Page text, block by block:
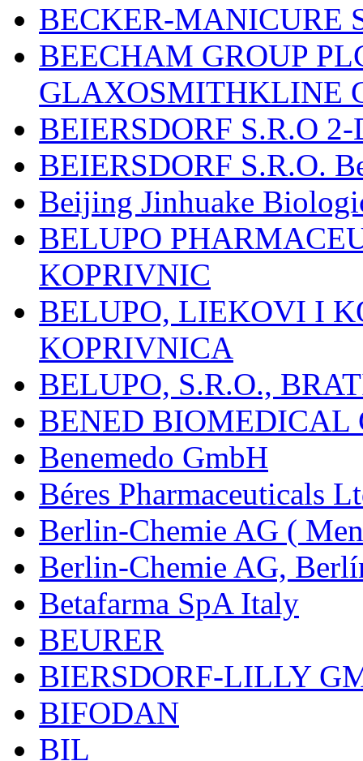
BECKER-MANICURE
BEECHAM GROUP
GLAXOSMITHKLINE
BEIERSDORF S.R.O
BEIERSDORF S.R.O.
Beijing Jinhuake
BELUPO
KOPRIVNIC
BELUPO, LIEKOVI I
KOPRIVNICA
BELUPO, S.R.O.,
BENED BIOMEDICAL
Benemedo GmbH
Béres Pharmaceuticals
Berlin-Chemie AG (
Berlin-Chemie AG,
Betafarma SpA Italy
BEURER
BIERSDORF-LILLY
BIFODAN
BIL